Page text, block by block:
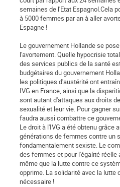
semaines de l'Etat Espagnol.Cela
à 5000 femmes par an à aller
Espagne !
Le gouvernement Hollande se
l'avortement. Quelle hypocrisie
des services publics de la santé
budgétaires du gouvernement
les politiques d'austérité ont
IVG en France, ainsi que la
sont autant d'attaques aux droits
sexualité et leur vie. Pour gagner
faudra aussi combattre ce
Le droit à l'IVG a été obtenu grâce
générations de femmes contre un
fondamentalement sexiste. Le
des femmes et pour l'égalité réelle
même que la lutte contre ce
opprime. La solidarité avec la
nécessaire !